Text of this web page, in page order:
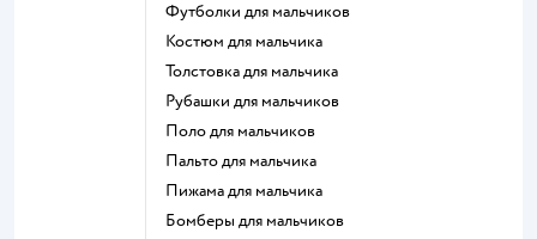
Футболки для мальчиков
Костюм для мальчика
Толстовка для мальчика
Рубашки для мальчиков
Поло для мальчиков
Пальто для мальчика
Пижама для мальчика
Бомберы для мальчиков